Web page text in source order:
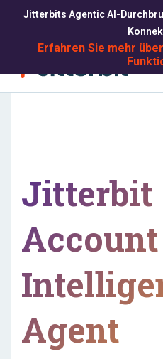
Jitterbits Agentic AI-
Erfahren Sie mehr
Jitterbit
Account
Agent